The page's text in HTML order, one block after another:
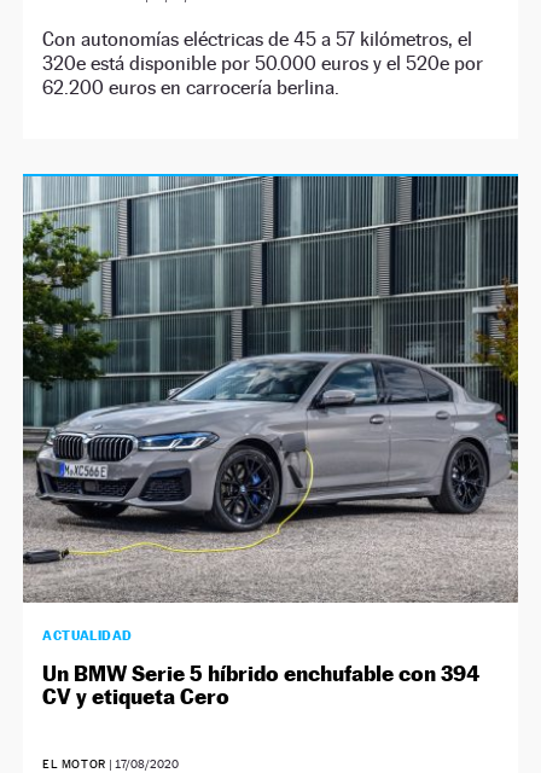
Con autonomías eléctricas de 45 a 57 kilómetros, el
320e está disponible por 50.000 euros y el 520e por
62.200 euros en carrocería berlina.
ACTUALIDAD
Un BMW Serie 5 híbrido enchufable con 394
CV y etiqueta Cero
EL MOTOR | 17/08/2020